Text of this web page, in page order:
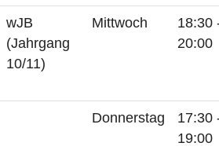
wJB
(Jahrgang
10/11)
Mittwoch
18:30
20:00
Donnerstag
17:30
19:00